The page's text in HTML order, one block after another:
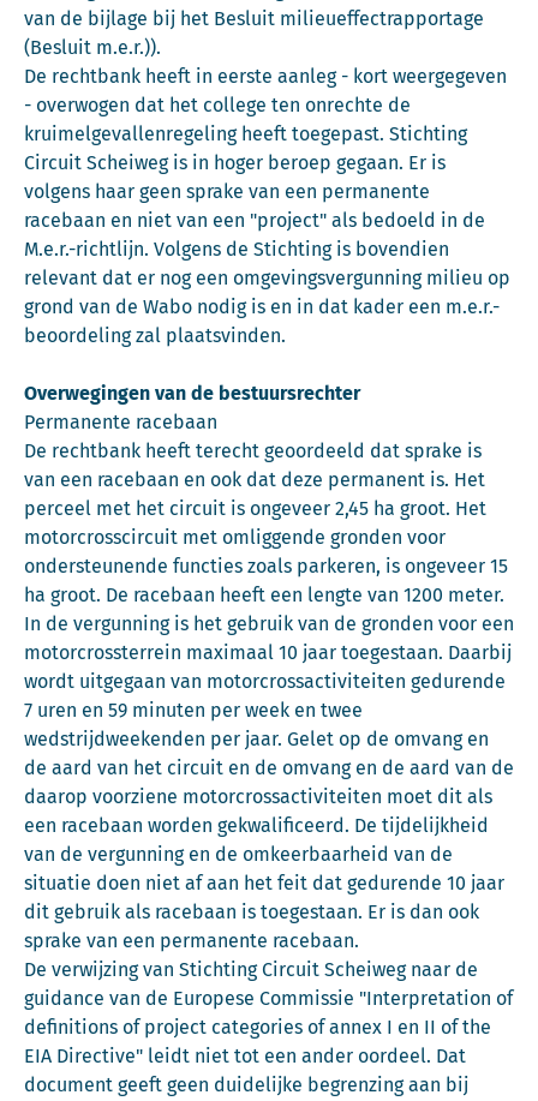
van de bijlage bij het Besluit milieueffectrapportage
(Besluit m.e.r.)).
De rechtbank heeft in eerste aanleg - kort weergegeven
- overwogen dat het college ten onrechte de
kruimelgevallenregeling heeft toegepast. Stichting
Circuit Scheiweg is in hoger beroep gegaan. Er is
volgens haar geen sprake van een permanente
racebaan en niet van een "project" als bedoeld in de
M.e.r.-richtlijn. Volgens de Stichting is bovendien
relevant dat er nog een omgevingsvergunning milieu op
grond van de Wabo nodig is en in dat kader een m.e.r.-
beoordeling zal plaatsvinden.
Overwegingen van de bestuursrechter
Permanente racebaan
De rechtbank heeft terecht geoordeeld dat sprake is
van een racebaan en ook dat deze permanent is. Het
perceel met het circuit is ongeveer 2,45 ha groot. Het
motorcrosscircuit met omliggende gronden voor
ondersteunende functies zoals parkeren, is ongeveer 15
ha groot. De racebaan heeft een lengte van 1200 meter.
In de vergunning is het gebruik van de gronden voor een
motorcrossterrein maximaal 10 jaar toegestaan. Daarbij
wordt uitgegaan van motorcrossactiviteiten gedurende
7 uren en 59 minuten per week en twee
wedstrijdweekenden per jaar. Gelet op de omvang en
de aard van het circuit en de omvang en de aard van de
daarop voorziene motorcrossactiviteiten moet dit als
een racebaan worden gekwalificeerd. De tijdelijkheid
van de vergunning en de omkeerbaarheid van de
situatie doen niet af aan het feit dat gedurende 10 jaar
dit gebruik als racebaan is toegestaan. Er is dan ook
sprake van een permanente racebaan.
De verwijzing van Stichting Circuit Scheiweg naar de
guidance van de Europese Commissie "Interpretation of
definitions of project categories of annex I en II of the
EIA Directive" leidt niet tot een ander oordeel. Dat
document geeft geen duidelijke begrenzing aan bij